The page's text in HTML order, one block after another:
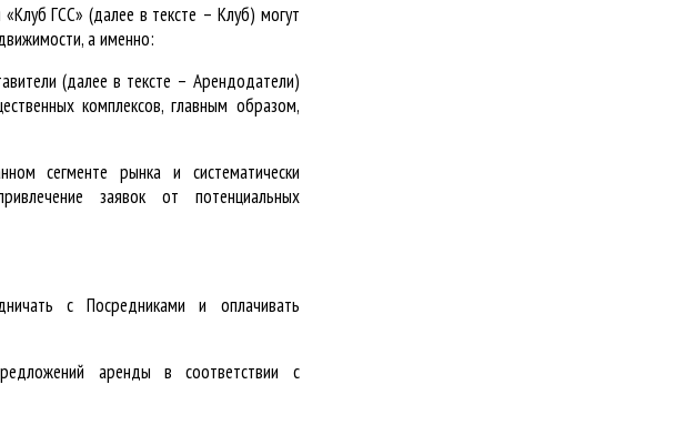
ГСС» (далее в тексте – Клуб) могут
а именно:
(далее в тексте – Арендодатели)
комплексов, главным образом,
сегменте рынка и систематически
заявок от потенциальных
с Посредниками и оплачивать
аренды в соответствии с